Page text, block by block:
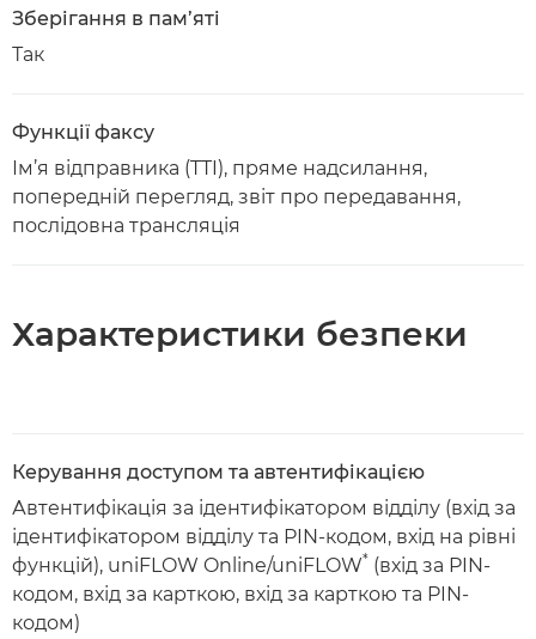
Зберігання в пам’яті
Так
Функції факсу
Ім’я відправника (TTI), пряме надсилання,
попередній перегляд, звіт про передавання,
послідовна трансляція
Характеристики безпеки
Керування доступом та автентифікацією
Автентифікація за ідентифікатором відділу (вхід за
ідентифікатором відділу та PIN-кодом, вхід на рівні
функцій), uniFLOW Online/uniFLOW* (вхід за PIN-
кодом, вхід за карткою, вхід за карткою та PIN-
кодом)